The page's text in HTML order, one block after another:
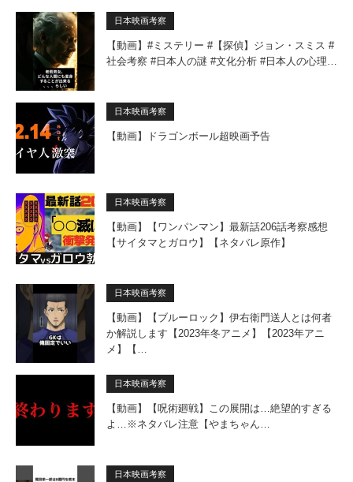
日本映画考察
【動画】#ミステリー #【探偵】ジョン・スミス #
社会考察 #日本人の謎 #文化分析 #日本人の心理…
日本映画考察
【動画】ドラゴンボール超映画予告
日本映画考察
【動画】【ワンパンマン】最新話206話考察感想
【サイタマとガロウ】【ネタバレ原作】
日本映画考察
【動画】【ブルーロック】伊右衛門送人とは何者
か解説します【2023年冬アニメ】【2023年アニ
メ】【…
日本映画考察
【動画】【呪術廻戦】この展開は…絶望的すぎる
よ…※ネタバレ注意【やまちゃん…
日本映画考察